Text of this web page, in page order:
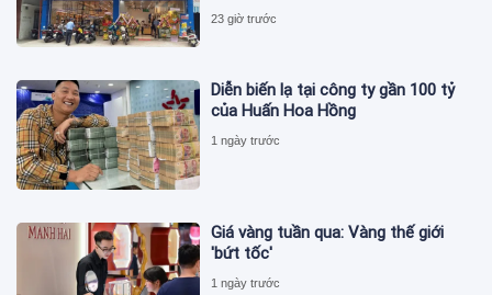
23 giờ trước
Diễn biến lạ tại công ty gần 100 tỷ
của Huấn Hoa Hồng
1 ngày trước
Giá vàng tuần qua: Vàng thế giới
'bứt tốc'
1 ngày trước